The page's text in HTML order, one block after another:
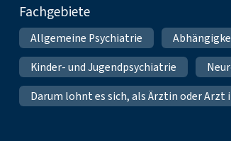
Fachgebiete
Allgemeine Psychiatrie
Kinder- und Jugendpsychiatrie
Darum lohnt es sich, als Ärztin oder Arzt